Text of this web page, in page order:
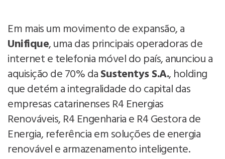
Em mais um movimento de expansão, a
Unifique, uma das principais operadoras de
internet e telefonia móvel do país, anunciou a
aquisição de 70% daSustentys S.A., holding
que detém a integralidade do capital das
empresas catarinenses R4 Energias
Renováveis, R4 Engenharia e R4 Gestora de
Energia, referência em soluções de energia
renovável e armazenamento inteligente.